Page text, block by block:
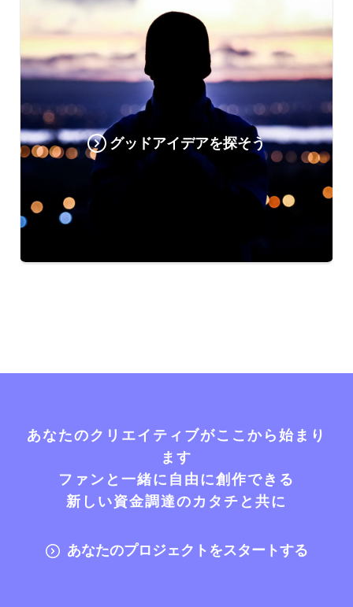
グッドアイデアを探そう
あなたのクリエイティブがここから始まり
ます
ファンと一緒に自由に創作できる
新しい資金調達のカタチと共に
あなたのプロジェクトをスタートする